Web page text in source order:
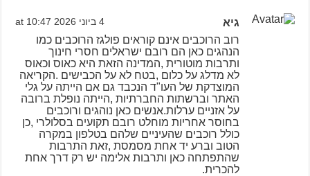
גיא 4 ביוני 2026 at 10:47
רוב הרוכבים אינם קוראים פולגז הרוכבים כמו
הנהגים כאן הם רובם ישראלים חסרי חינוך
ותרבות מוטורית ,המדינה הזאת היא כאוס וכאוס
לא מדלג על כלום ,בטח לא על הכבישים .הקריאה
המוצדקת של העו"ד הנכבד גם אם הייתה על גלי
האתר וברשתות החברתיות ,הייתה נופלת ברובה
על אזניים ערלות.אנשים כאן נוהגים ורוכבים
בחוסר אחריות מוחלט רובם תקועים בסלולרי ,כן
כולל רוכבים שהעיניים שלהם בטלפון במקרה
הטוב וברע יד אחת מסמסת ,זאת התרבות
שהתפתחה כאן ותרבות אלימה יש רק דרך אחת
להכרית.